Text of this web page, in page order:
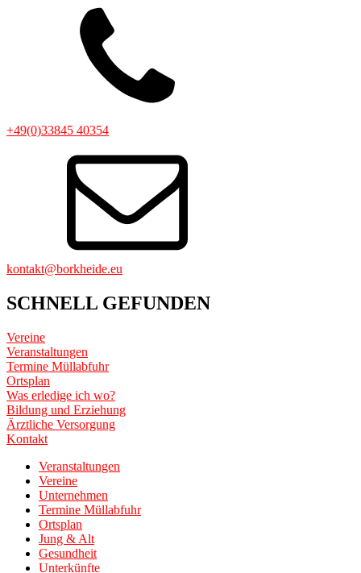
+49(0)33845 40354
kontakt@borkheide.eu
SCHNELL GEFUNDEN
Vereine
Veranstaltungen
Termine Müllabfuhr
Ortsplan
Was erledige ich wo?
Bildung und Erziehung
Ärztliche Versorgung
Kontakt
Veranstaltungen
Vereine
Unternehmen
Termine Müllabfuhr
Ortsplan
Jung & Alt
Gesundheit
Unterkünfte